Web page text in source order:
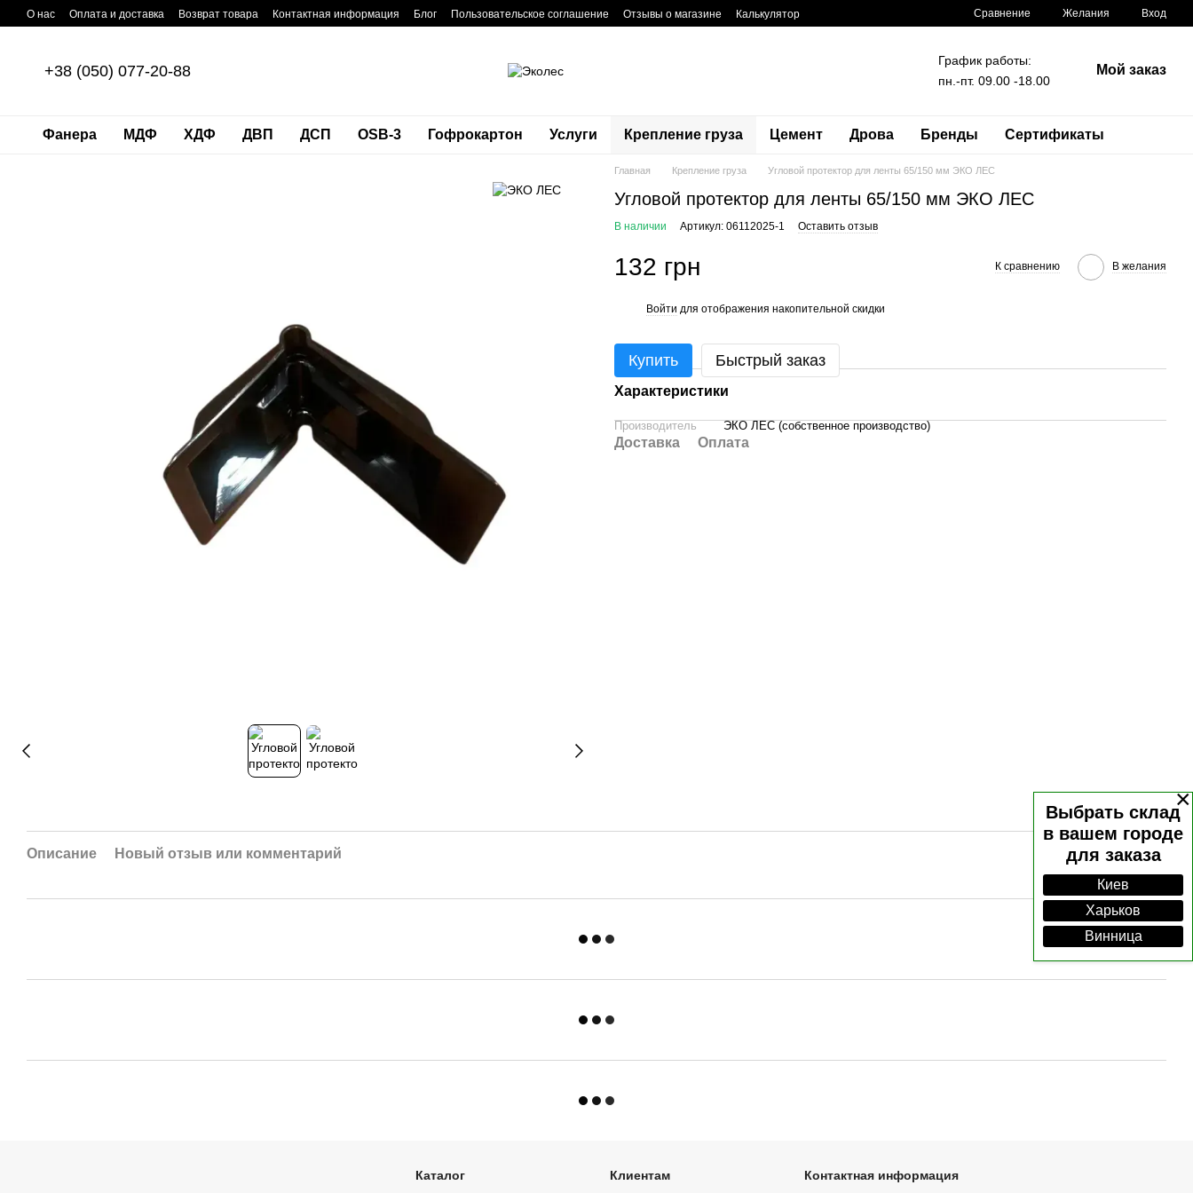
Перейти к основному контенту
×
Выбрать склад
в вашем городе
для заказа
Киев
Харьков
Винница
О нас Оплата и доставка Возврат товара Контактная информация Блог Пользовательское соглашение Отзывы о магазине Калькулятор Сравнение Желания Вход
+38 (050) 077-20-88
График работы:
пн.-пт. 09.00 -18.00
Мой заказ
Фанера МДФ ХДФ ДВП ДСП OSB-3 Гофрокартон Услуги Крепление груза Цемент Дрова Бренды Сертификаты
Главная Крепление груза Угловой протектор для ленты 65/150 мм ЭКО ЛЕС
Угловой протектор для ленты 65/150 мм ЭКО ЛЕС
В наличии Артикул: 06112025-1 Оставить отзыв
132 грн К сравнению В желания
Войти для отображения накопительной скидки
Купить Быстрый заказ
Характеристики
Производитель ЭКО ЛЕС (собственное производство)
Доставка Оплата
Описание Новый отзыв или комментарий
Каталог Клиентам Контактная информация